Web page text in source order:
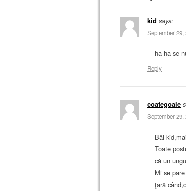
kid says:
September 29,
ha ha se
Reply
coategoale
September 29,
Băi
Toate
că un
Mi se
ţară